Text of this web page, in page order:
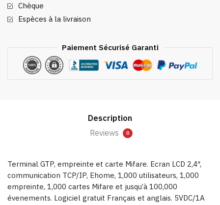
Chèque
Espèces à la livraison
Paiement Sécurisé Garanti
Description
Reviews
0
Terminal GTP, empreinte et carte Mifare. Ecran LCD 2,4″,
communication TCP/IP, Ehome, 1,000 utilisateurs, 1,000
empreinte, 1,000 cartes Mifare et jusqu’à 100,000
évenements. Logiciel gratuit Français et anglais. 5VDC/1A